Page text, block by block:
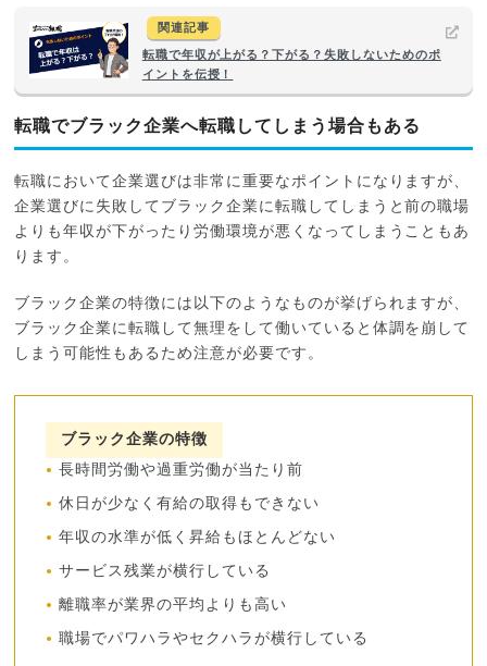
関連記事
転職で年収が上がる？下がる？失敗しないためのポ
イントを伝授！
転職でブラック企業へ転職してしまう場合もある
転職において企業選びは非常に重要なポイントになりますが、
企業選びに失敗してブラック企業に転職してしまうと前の職場
よりも年収が下がったり労働環境が悪くなってしまうこともあ
ります。
ブラック企業の特徴には以下のようなものが挙げられますが、
ブラック企業に転職して無理をして働いていると体調を崩して
しまう可能性もあるため注意が必要です。
ブラック企業の特徴
長時間労働や過重労働が当たり前
休日が少なく有給の取得もできない
年収の水準が低く昇給もほとんどない
サービス残業が横行している
離職率が業界の平均よりも高い
職場でパワハラやセクハラが横行している